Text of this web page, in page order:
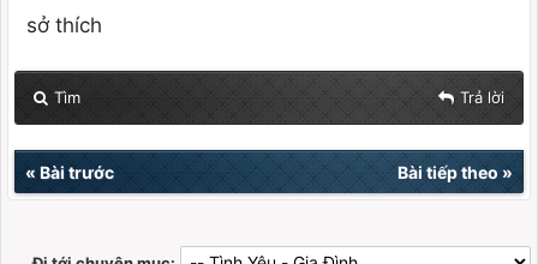
sở thích
Tìm Trả lời
« Bài trước Bài tiếp theo»